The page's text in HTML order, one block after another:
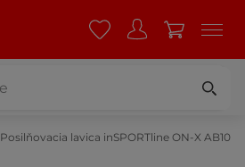
Posilňovacia lavica inSPORTline ON-X AB10